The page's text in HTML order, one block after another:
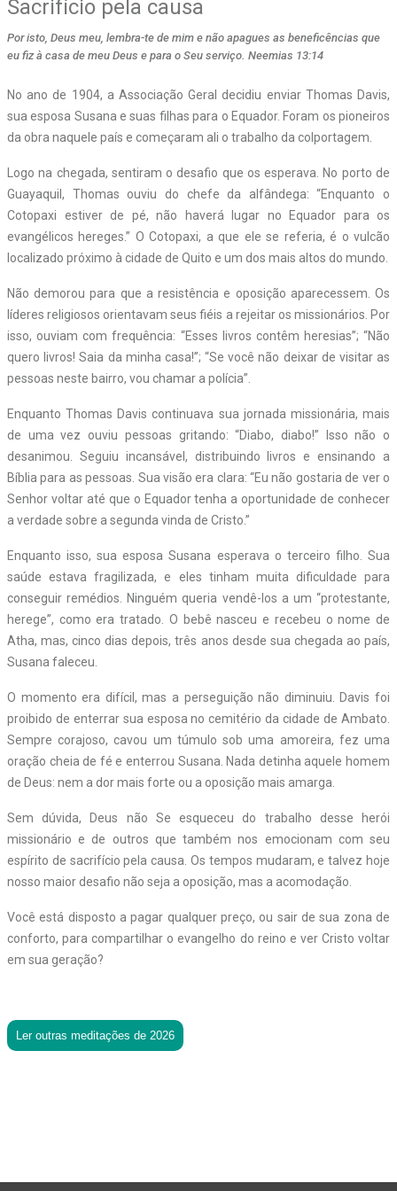
Sacrifício pela causa
Por isto, Deus meu, lembra-te de mim e não apagues as beneficências que
eu fiz à casa de meu Deus e para o Seu serviço. Neemias 13:14
No ano de 1904, a Associação Geral decidiu enviar Thomas Davis,
sua esposa Susana e suas filhas para o Equador. Foram os pioneiros
da obra naquele país e começaram ali o trabalho da colportagem.
Logo na chegada, sentiram o desafio que os esperava. No porto de
Guayaquil, Thomas ouviu do chefe da alfândega: “Enquanto o
Cotopaxi estiver de pé, não haverá lugar no Equador para os
evangélicos hereges.” O Cotopaxi, a que ele se referia, é o vulcão
localizado próximo à cidade de Quito e um dos mais altos do mundo.
Não demorou para que a resistência e oposição aparecessem. Os
líderes religiosos orientavam seus fiéis a rejeitar os missionários. Por
isso, ouviam com frequência: “Esses livros contêm heresias”; “Não
quero livros! Saia da minha casa!”; “Se você não deixar de visitar as
pessoas neste bairro, vou chamar a polícia”.
Enquanto Thomas Davis continuava sua jornada missionária, mais
de uma vez ouviu pessoas gritando: “Diabo, diabo!” Isso não o
desanimou. Seguiu incansável, distribuindo livros e ensinando a
Bíblia para as pessoas. Sua visão era clara: “Eu não gostaria de ver o
Senhor voltar até que o Equador tenha a oportunidade de conhecer
a verdade sobre a segunda vinda de Cristo.”
Enquanto isso, sua esposa Susana esperava o terceiro filho. Sua
saúde estava fragilizada, e eles tinham muita dificuldade para
conseguir remédios. Ninguém queria vendê-los a um “protestante,
herege”, como era tratado. O bebê nasceu e recebeu o nome de
Atha, mas, cinco dias depois, três anos desde sua chegada ao país,
Susana faleceu.
O momento era difícil, mas a perseguição não diminuiu. Davis foi
proibido de enterrar sua esposa no cemitério da cidade de Ambato.
Sempre corajoso, cavou um túmulo sob uma amoreira, fez uma
oração cheia de fé e enterrou Susana. Nada detinha aquele homem
de Deus: nem a dor mais forte ou a oposição mais amarga.
Sem dúvida, Deus não Se esqueceu do trabalho desse herói
missionário e de outros que também nos emocionam com seu
espírito de sacrifício pela causa. Os tempos mudaram, e talvez hoje
nosso maior desafio não seja a oposição, mas a acomodação.
Você está disposto a pagar qualquer preço, ou sair de sua zona de
conforto, para compartilhar o evangelho do reino e ver Cristo voltar
em sua geração?
Ler outras meditações de 2026